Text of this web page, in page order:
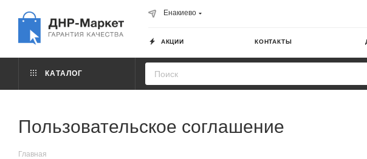
Енакиево
АКЦИИ КОНТАКТЫ
КАТАЛОГ
Пользовательское соглашение
Главная